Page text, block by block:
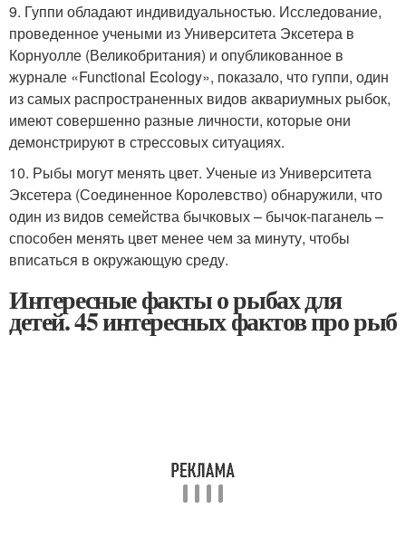
9. Гуппи обладают индивидуальностью. Исследование,
проведенное учеными из Университета Эксетера в
Корнуолле (Великобритания) и опубликованное в
журнале «Functional Ecology», показало, что гуппи, один
из самых распространенных видов аквариумных рыбок,
имеют совершенно разные личности, которые они
демонстрируют в стрессовых ситуациях.
10. Рыбы могут менять цвет. Ученые из Университета
Эксетера (Соединенное Королевство) обнаружили, что
один из видов семейства бычковых – бычок-паганель –
способен менять цвет менее чем за минуту, чтобы
вписаться в окружающую среду.
Интересные факты о рыбах для
детей. 45 интересных фактов про рыб